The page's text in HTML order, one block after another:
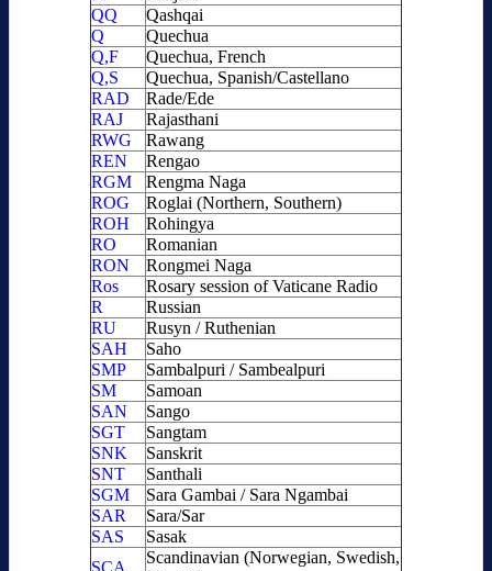
QQ
Qashqai
Q
Quechua
Q,F
Quechua, French
Q,S
Quechua, Spanish/Castellano
RAD
Rade/Ede
RAJ
Rajasthani
RWG
Rawang
REN
Rengao
RGM
Rengma Naga
ROG
Roglai (Northern, Southern)
ROH
Rohingya
RO
Romanian
RON
Rongmei Naga
Ros
Rosary session of Vaticane Radio
R
Russian
RU
Rusyn / Ruthenian
SAH
Saho
SMP
Sambalpuri / Sambealpuri
SM
Samoan
SAN
Sango
SGT
Sangtam
SNK
Sanskrit
SNT
Santhali
SGM
Sara Gambai / Sara Ngambai
SAR
Sara/Sar
SAS
Sasak
Scandinavian (Norwegian, Swedish,